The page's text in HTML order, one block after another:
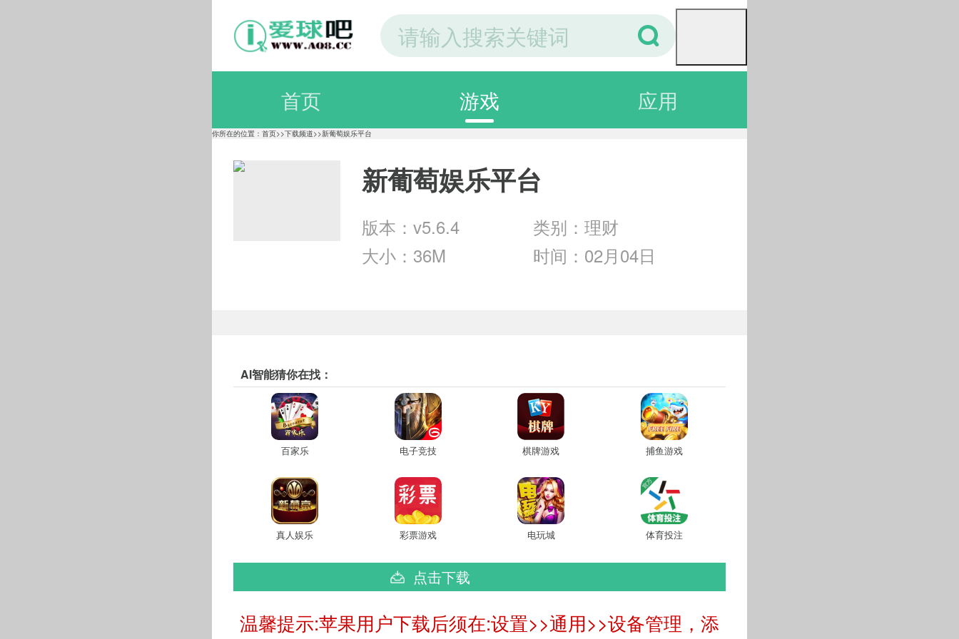
分类
首页 游戏 应用
你所在的位置： 首页>>下载频道>>新葡萄娱乐平台
新葡萄娱乐平台
版本：v5.6.4
类别：理财
大小：36M
时间：02月04日
AI智能猜你在找：
百家乐 电子竞技 棋牌游戏 捕鱼游戏
真人娱乐 彩票游戏 电玩城 体育投注
点击下载
温馨提示:苹果用户下载后须在:设置>>通用>>设备管理，添